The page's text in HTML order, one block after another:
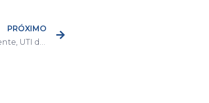
PRÓXIMO
Com funcionamento eficiente, UTI da Santa Casa de Capivari completa dois meses de atendimento